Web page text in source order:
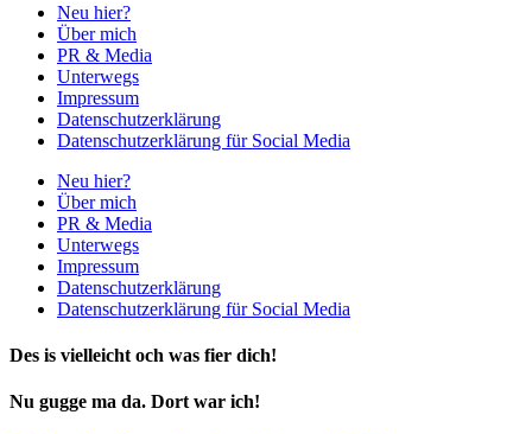
Neu hier?
Über mich
PR & Media
Unterwegs
Impressum
Datenschutzerklärung
Datenschutzerklärung für Social Media
Neu hier?
Über mich
PR & Media
Unterwegs
Impressum
Datenschutzerklärung
Datenschutzerklärung für Social Media
Des is vielleicht och was fier dich!
Nu gugge ma da. Dort war ich!